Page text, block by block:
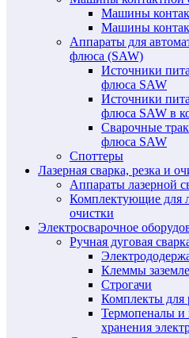
Машины
Машины
Аппараты для
флюса (SAW)
Источники
флюса SAW
Источники
флюса SAW в
Сварочные
флюса SAW
Споттеры
Лазерная сварка, резка и
Аппараты лазерной
Комплектующие для
очистки
Электросварочное
Ручная дуговая
Клеммы
Строгачи
Комплекты для
Термопеналы и
хранения